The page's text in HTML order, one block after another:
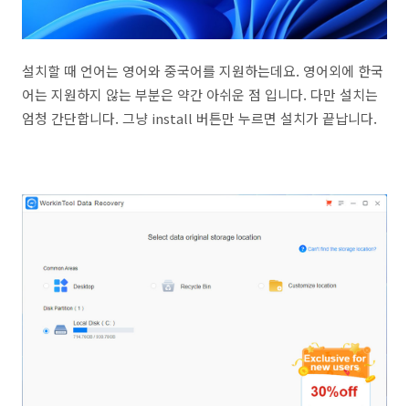
설치할 때 언어는 영어와 중국어를 지원하는데요. 영어외에 한국
어는 지원하지 않는 부분은 약간 아쉬운 점 입니다. 다만 설치는
엄청 간단합니다. 그냥 install 버튼만 누르면 설치가 끝납니다.